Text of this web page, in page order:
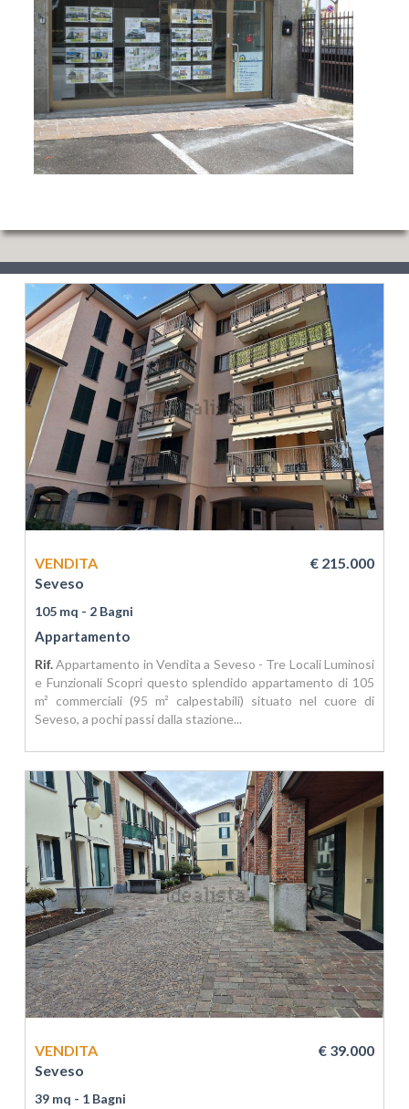
VENDITA
€ 215.000
Seveso
105 mq - 2 Bagni
Appartamento
Rif.Appartamento in Vendita a Seveso - Tre Locali Luminosi
e Funzionali Scopri questo splendido appartamento di 105
m² commerciali (95 m² calpestabili) situato nel cuore di
Seveso, a pochi passi dalla stazione...
VENDITA
€ 39.000
Seveso
39 mq - 1 Bagni